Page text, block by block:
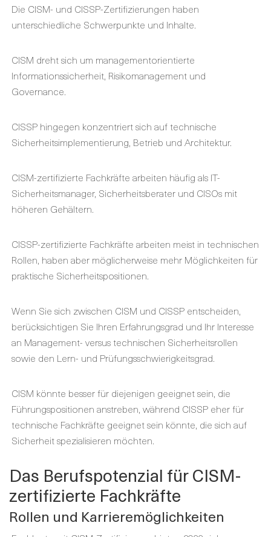
Die CISM- und CISSP-Zertifizierungen haben
unterschiedliche Schwerpunkte und Inhalte.
CISM dreht sich um managementorientierte
Informationssicherheit, Risikomanagement und
Governance.
CISSP hingegen konzentriert sich auf technische
Sicherheitsimplementierung, Betrieb und Architektur.
CISM-zertifizierte Fachkräfte arbeiten häufig als IT-
Sicherheitsmanager, Sicherheitsberater und CISOs mit
höheren Gehältern.
CISSP-zertifizierte Fachkräfte arbeiten meist in technischen
Rollen, haben aber möglicherweise mehr Möglichkeiten für
praktische Sicherheitspositionen.
Wenn Sie sich zwischen CISM und CISSP entscheiden,
berücksichtigen Sie Ihren Erfahrungsgrad und Ihr Interesse
an Management- versus technischen Sicherheitsrollen
sowie den Lern- und Prüfungsschwierigkeitsgrad.
CISM könnte besser für diejenigen geeignet sein, die
Führungspositionen anstreben, während CISSP eher für
technische Fachkräfte geeignet sein könnte, die sich auf
Sicherheit spezialisieren möchten.
Das Berufspotenzial für CISM-
zertifizierte Fachkräfte
Rollen und Karrieremöglichkeiten